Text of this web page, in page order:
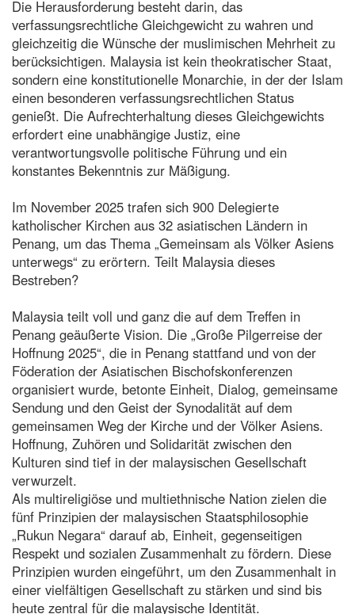
Die Herausforderung besteht darin, das
verfassungsrechtliche Gleichgewicht zu wahren und
gleichzeitig die Wünsche der muslimischen Mehrheit zu
berücksichtigen. Malaysia ist kein theokratischer Staat,
sondern eine konstitutionelle Monarchie, in der der Islam
einen besonderen verfassungsrechtlichen Status
genießt. Die Aufrechterhaltung dieses Gleichgewichts
erfordert eine unabhängige Justiz, eine
verantwortungsvolle politische Führung und ein
konstantes Bekenntnis zur Mäßigung.
Im November 2025 trafen sich 900 Delegierte
katholischer Kirchen aus 32 asiatischen Ländern in
Penang, um das Thema „Gemeinsam als Völker Asiens
unterwegs“ zu erörtern. Teilt Malaysia dieses
Bestreben?
Malaysia teilt voll und ganz die auf dem Treffen in
Penang geäußerte Vision. Die „Große Pilgerreise der
Hoffnung 2025“, die in Penang stattfand und von der
Föderation der Asiatischen Bischofskonferenzen
organisiert wurde, betonte Einheit, Dialog, gemeinsame
Sendung und den Geist der Synodalität auf dem
gemeinsamen Weg der Kirche und der Völker Asiens.
Hoffnung, Zuhören und Solidarität zwischen den
Kulturen sind tief in der malaysischen Gesellschaft
verwurzelt.
Als multireligiöse und multiethnische Nation zielen die
fünf Prinzipien der malaysischen Staatsphilosophie
„Rukun Negara“ darauf ab, Einheit, gegenseitigen
Respekt und sozialen Zusammenhalt zu fördern. Diese
Prinzipien wurden eingeführt, um den Zusammenhalt in
einer vielfältigen Gesellschaft zu stärken und sind bis
heute zentral für die malaysische Identität.